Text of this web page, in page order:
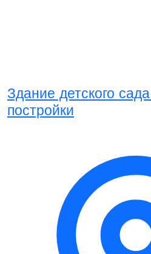
Здание детского
постройки